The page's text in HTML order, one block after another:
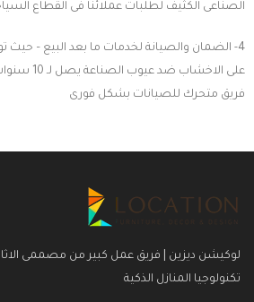
الصناعى الكثيف لطلبات عملائنا فى القطاع
4- الضمان والصيانة لخدمات ما بعد البيع – حيث توفر
على
فريق متحرك للصيانات بشكل فورى
لوكيشن ديزين | فريق عمل كبير من مصممى
تكنولوجيا المنازل الذكية